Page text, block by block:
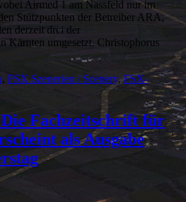
Airmed 1 am Nassfeld nur im
Stützpunkten der Betreiber ARA,
derzeit drei der
Kärnten umgesetzt. Christophorus
, FSX Szenerien / Scenery,FSX-
Fachzeitschrift für
als Ausgabe